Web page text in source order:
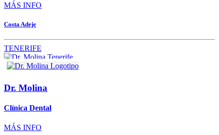
MÁS INFO
Costa Adeje
TENERIFE
Dr. Molina
Clínica Dental
MÁS INFO